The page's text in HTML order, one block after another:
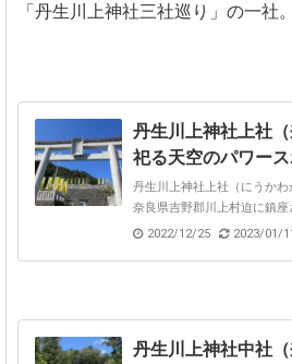
「丹生川上神社三社巡り」の一社。
丹生川上神社上社
祀る天空のパワース
丹生川上神社上社（にうかわ
奈良県吉野郡川上村迫に鎮座
2022/12/25
2023/01/11
丹生川上神社中社